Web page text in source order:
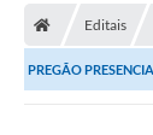
Editais
PREGÃO